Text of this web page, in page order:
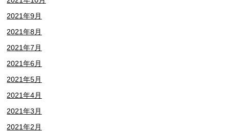
2021年9月
2021年8月
2021年7月
2021年6月
2021年5月
2021年4月
2021年3月
2021年2月